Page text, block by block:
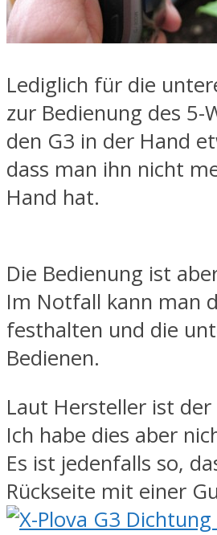
Lediglich für die
zur Bedienung des 5-
den G3 in der Hand
dass man ihn nicht
Hand hat.
Die Bedienung ist
Im Notfall kann man
festhalten und die
Bedienen.
Laut Hersteller ist
Ich habe dies aber
Es ist jedenfalls so,
Rückseite mit einer